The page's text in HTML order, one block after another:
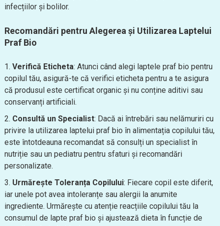
infecțiilor și bolilor.
Recomandări pentru Alegerea și Utilizarea Laptelui
Praf Bio
Verifică Eticheta: Atunci când alegi laptele praf bio pentru
copilul tău, asigură-te că verifici eticheta pentru a te asigura
că produsul este certificat organic și nu conține aditivi sau
conservanți artificiali.
Consultă un Specialist: Dacă ai întrebări sau nelămuriri cu
privire la utilizarea laptelui praf bio în alimentația copilului tău,
este întotdeauna recomandat să consulți un specialist în
nutriție sau un pediatru pentru sfaturi și recomandări
personalizate.
Urmărește Toleranța Copilului: Fiecare copil este diferit,
iar unele pot avea intoleranțe sau alergii la anumite
ingrediente. Urmărește cu atenție reacțiile copilului tău la
consumul de lapte praf bio și ajustează dieta în funcție de